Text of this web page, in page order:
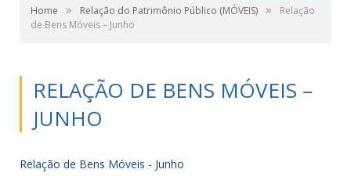
Home » Relação do Patrimônio Público (MÓVEIS) »
Relação
de Bens Móveis – Junho
RELAÇÃO DE BENS MÓVEIS –
JUNHO
Relação de Bens Móveis - Junho